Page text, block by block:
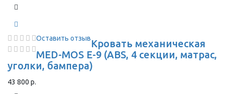
Оставить отзывКровать механическая
MED-MOS Е-9 (ABS, 4 секции, матрас,
уголки, бампера)
43 800 р.